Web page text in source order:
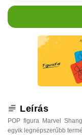
Leírás
POP figura Marvel
egyik legnépszerűbb